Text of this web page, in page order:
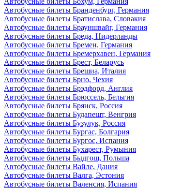
Автобусные билеты Бранденбург, Германия
Автобусные билеты Братислава, Словакия
Автобусные билеты Брауншвайг, Германия
Автобусные билеты Бреда, Нидерланды
Автобусные билеты Бремен, Германия
Автобусные билеты Бремерхавен, Германия
Автобусные билеты Брест, Беларусь
Автобусные билеты Брешиа, Италия
Автобусные билеты Брно, Чехия
Автобусные билеты Брэдфорд, Англия
Автобусные билеты Брюссель, Бельгия
Автобусные билеты Брянск, Россия
Автобусные билеты Будапешт, Венгрия
Автобусные билеты Бузулук, Россия
Автобусные билеты Бургас, Болгария
Автобусные билеты Бургос, Испания
Автобусные билеты Бухарест, Румыния
Автобусные билеты Быдгощ, Польша
Автобусные билеты Вайле, Дания
Автобусные билеты Валга, Эстония
Автобусные билеты Валенсия, Испания